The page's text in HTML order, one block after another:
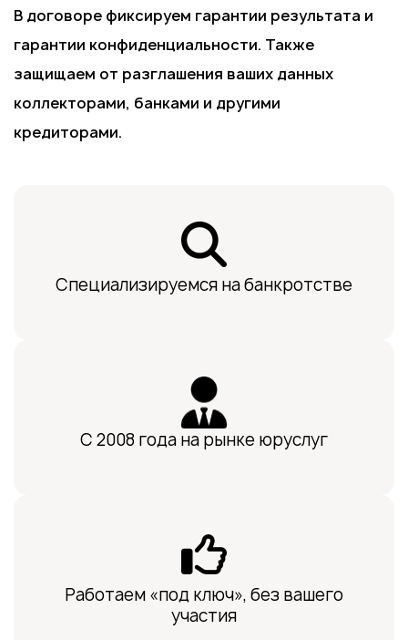
В договоре фиксируем гарантии результата и
гарантии конфиденциальности. Также
защищаем от разглашения ваших данных
коллекторами, банками и другими
кредиторами.
Специализируемся на банкротстве
С 2008 года на рынке юруслуг
Работаем «под ключ», без вашего
участия